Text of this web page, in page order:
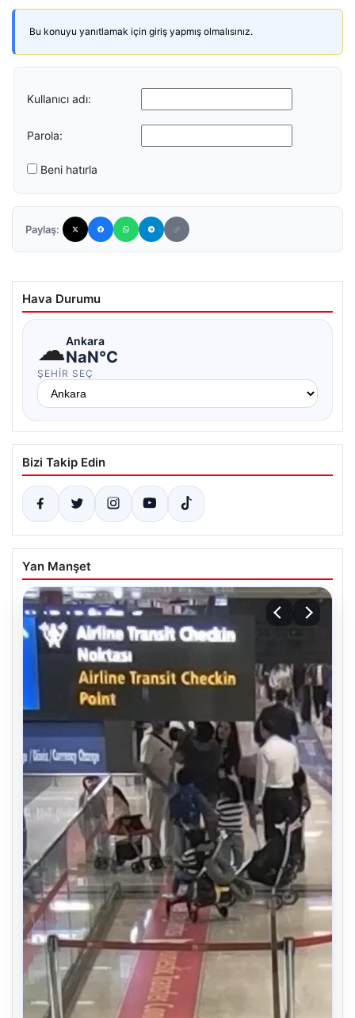
Bu konuyu yanıtlamak için giriş yapmış olmalısınız.
Kullanıcı adı:
Parola:
Beni hatırla
Paylaş:
Hava Durumu
☁Ankara
NaN°C
ŞEHIR SEÇ
Bizi Takip Edin
Yan Manşet